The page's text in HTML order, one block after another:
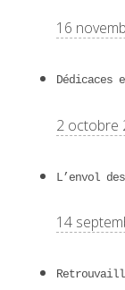
16
Dédicaces
2 octobre
L’envol
14